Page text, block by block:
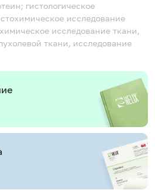
гистологическое
исследование
исследование ткани,
ткани, исследование